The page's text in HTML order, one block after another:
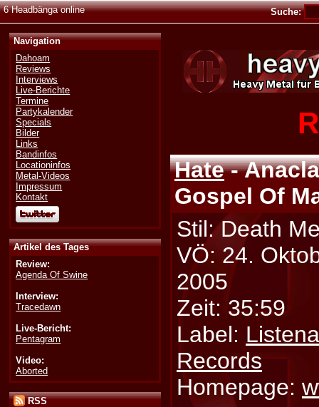
6 Headbänga online Suche:
Navigation
Dahoam
Reviews
Interviews
Live-Berichte
Termine
Partykalender
Specials
Bilder
Links
Bandinfos
Locationinfos
Metal-Videos
Impressum
Kontakt
Artikel des Tages
Review:
Agenda Of Swine
Interview:
Tracedawn
Live-Bericht:
Pentagram
Video:
Aborted
RSS
Hate-
Gospel Of
Stil: Death
VÖ: 24.
2005
Zeit: 35:59
Label:
Records
Homepage: